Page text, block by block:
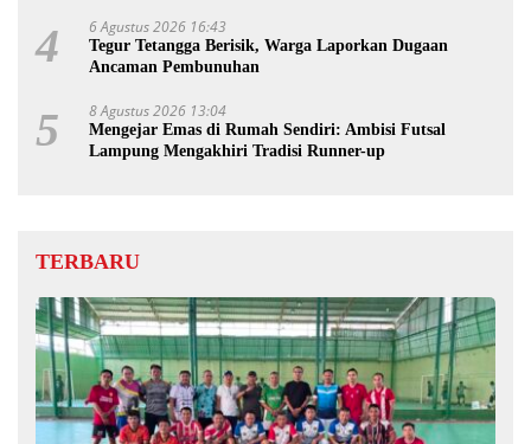
4 6 Agustus 2026 16:43
Tegur Tetangga Berisik, Warga Laporkan Dugaan
Ancaman Pembunuhan
5 8 Agustus 2026 13:04
Mengejar Emas di Rumah Sendiri: Ambisi Futsal
Lampung Mengakhiri Tradisi Runner-up
TERBARU